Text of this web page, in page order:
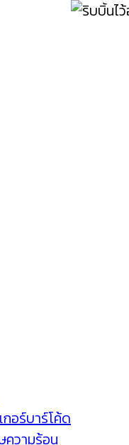
อร์บาร์โค้ด
ความร้อน